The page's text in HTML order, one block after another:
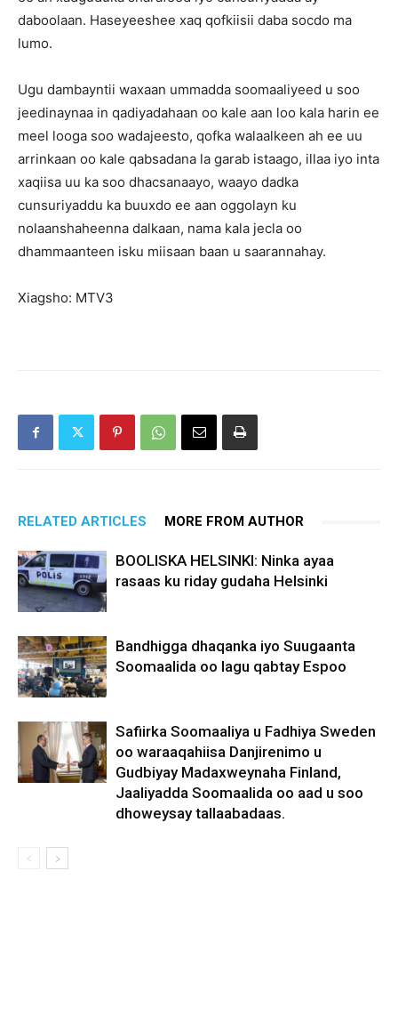
daboolaan. Haseyeeshee xaq qofkiisii daba socdo ma
lumo.
Ugu dambayntii waxaan ummadda soomaaliyeed u soo
jeedinaynaa in qadiyadahaan oo kale aan loo kala harin ee
meel looga soo wadajeesto, qofka walaalkeen ah ee uu
arrinkaan oo kale qabsadana la garab istaago, illaa iyo inta
xaqiisa uu ka soo dhacsanaayo, waayo dadka
cunsuriyaddu ka buuxdo ee aan oggolayn ku
nolaanshaheenna dalkaan, nama kala jecla oo
dhammaanteen isku miisaan baan u saarannahay.
Xiagsho: MTV3
RELATED ARTICLES MORE FROM AUTHOR
BOOLISKA HELSINKI: Ninka ayaa
rasaas ku riday gudaha Helsinki
Bandhigga dhaqanka iyo Suugaanta
Soomaalida oo lagu qabtay Espoo
Safiirka Soomaaliya u Fadhiya Sweden
oo waraaqahiisa Danjirenimo u
Gudbiyay Madaxweynaha Finland,
Jaaliyadda Soomaalida oo aad u soo
dhoweysay tallaabadaas.